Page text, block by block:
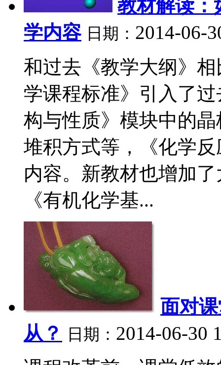
教材解读：
学内容 日期： 2014-06-
和过去《教学大纲》
学课程标准》引入了
构与性质》模块中的
堆积方式等，《化学
内容。新教材也增加
《有机化学基...
面对
从？
日期： 2014-06-30